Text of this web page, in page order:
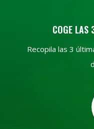
COGE LAS
Recopila las 3